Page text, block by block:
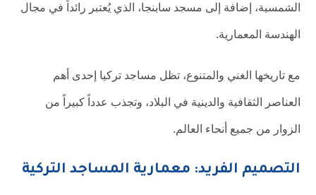
الشمسية، إضافة إلى مسجد سابنجا، الذي يُعتبر رائداً في مجال
الهندسة المعمارية.
مع تاريخها الغني والمتنوع، تظل مساجد تركيا إحدى أهم
العناصر الثقافية والدينية في البلاد، وتجذب عدداً كبيراً من
الزوار من جميع أنحاء العالم.
التصميم الفريد: معمارية المساجد التركية